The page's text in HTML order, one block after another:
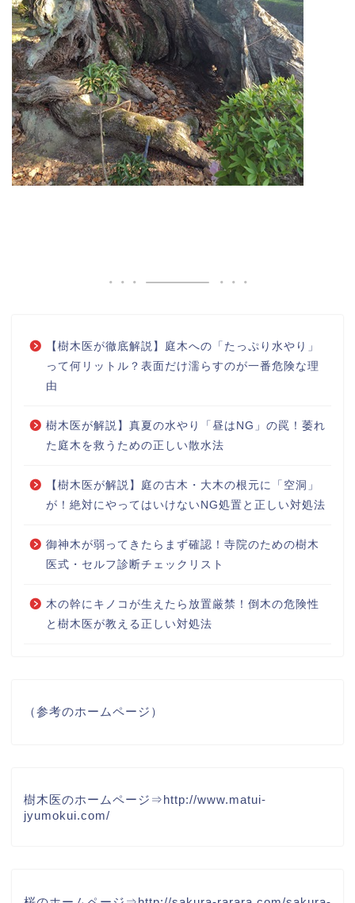
【樹木医が徹底解説】庭木への「たっぷり水やり」
って何リットル？表面だけ濡らすのが一番危険な理
由
樹木医が解説】真夏の水やり「昼はNG」の罠！萎れ
た庭木を救うための正しい散水法
【樹木医が解説】庭の古木・大木の根元に「空洞」
が！絶対にやってはいけないNG処置と正しい対処法
御神木が弱ってきたらまず確認！寺院のための樹木
医式・セルフ診断チェックリスト
木の幹にキノコが生えたら放置厳禁！倒木の危険性
と樹木医が教える正しい対処法
（参考のホームページ）
樹木医のホームページ⇒http://www.matui-
jyumokui.com/